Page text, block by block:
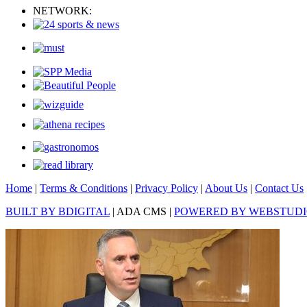
NETWORK:
Home | Terms & Conditions | Privacy Policy | About Us | Contact Us
BUILT BY BDIGITAL | ADA CMS | POWERED BY